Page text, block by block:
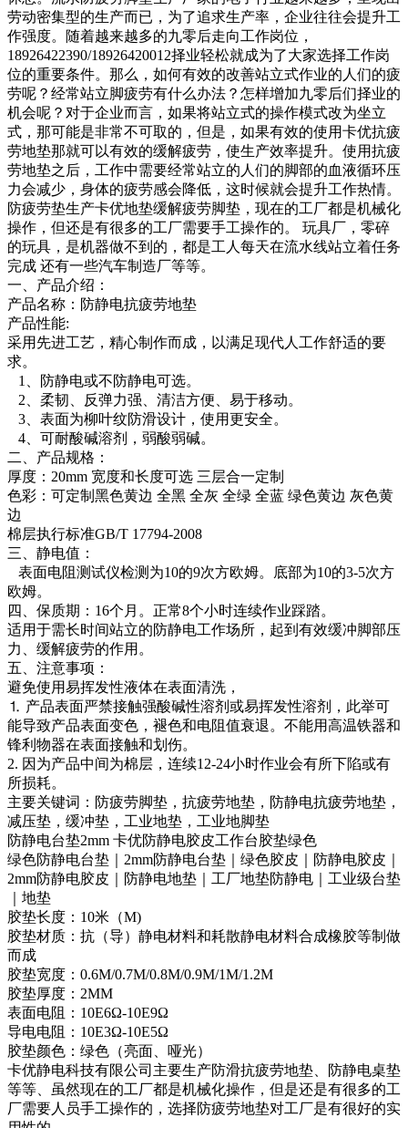
劳动密集型的生产而已，为了追求生产率，企业往往会提升工
作强度。随着越来越多的九零后走向工作岗位，
18926422390/18926420012择业轻松就成为了大家选择工作岗
位的重要条件。那么，如何有效的改善站立式作业的人们的疲
劳呢？经常站立脚疲劳有什么办法？怎样增加九零后们择业的
机会呢？对于企业而言，如果将站立式的操作模式改为坐立
式，那可能是非常不可取的，但是，如果有效的使用卡优抗疲
劳地垫那就可以有效的缓解疲劳，使生产效率提升。使用抗疲
劳地垫之后，工作中需要经常站立的人们的脚部的血液循环压
力会减少，身体的疲劳感会降低，这时候就会提升工作热情。
防疲劳垫生产卡优地垫缓解疲劳脚垫，现在的工厂都是机械化
操作，但还是有很多的工厂需要手工操作的。 玩具厂，零碎
的玩具，是机器做不到的，都是工人每天在流水线站立着任务
完成 还有一些汽车制造厂等等。
一、产品介绍：
产品名称：防静电抗疲劳地垫
产品性能:
采用先进工艺，精心制作而成，以满足现代人工作舒适的要
求。
1、防静电或不防静电可选。
2、柔韧、反弹力强、清洁方便、易于移动。
3、表面为柳叶纹防滑设计，使用更安全。
4、可耐酸碱溶剂，弱酸弱碱。
二、产品规格：
厚度：20mm 宽度和长度可选 三层合一定制
色彩：可定制黑色黄边 全黑 全灰 全绿 全蓝 绿色黄边 灰色黄
边
棉层执行标准GB/T 17794-2008
三、静电值：
表面电阻测试仪检测为10的9次方欧姆。底部为10的3-5次方
欧姆。
四、保质期：16个月。正常8个小时连续作业踩踏。
适用于需长时间站立的防静电工作场所，起到有效缓冲脚部压
力、缓解疲劳的作用。
五、注意事项：
避免使用易挥发性液体在表面清洗，
⒈ 产品表面严禁接触强酸碱性溶剂或易挥发性溶剂，此举可
能导致产品表面变色，褪色和电阻值衰退。不能用高温铁器和
锋利物器在表面接触和划伤。
2. 因为产品中间为棉层，连续12-24小时作业会有所下陷或有
所损耗。
主要关键词：防疲劳脚垫，抗疲劳地垫，防静电抗疲劳地垫，
减压垫，缓冲垫，工业地垫，工业地脚垫
防静电台垫2mm 卡优防静电胶皮工作台胶垫绿色
绿色防静电台垫｜2mm防静电台垫｜绿色胶皮｜防静电胶皮｜
2mm防静电胶皮｜防静电地垫｜工厂地垫防静电｜工业级台垫
｜地垫
胶垫长度：10米（M)
胶垫材质：抗（导）静电材料和耗散静电材料合成橡胶等制做
而成
胶垫宽度：0.6M/0.7M/0.8M/0.9M/1M/1.2M
胶垫厚度：2MM
表面电阻：10E6Ω-10E9Ω
导电电阻：10E3Ω-10E5Ω
胶垫颜色：绿色（亮面、哑光）
卡优静电科技有限公司主要生产防滑抗疲劳地垫、防静电桌垫
等等、虽然现在的工厂都是机械化操作，但是还是有很多的工
厂需要人员手工操作的，选择防疲劳地垫对工厂是有很好的实